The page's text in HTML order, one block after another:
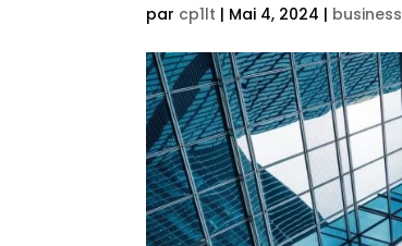
par cp1lt | Mai 4, 2024 | business